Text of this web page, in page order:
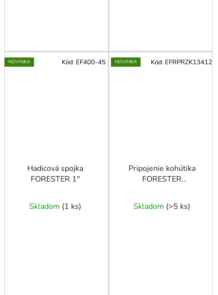
NOVINKA
Hadicová spojka
FORESTER 1"
Skladom (1 ks)
Kód: EF400-45 NOVINKA
Pripojenie kohútika
FORESTER
Skladom (>5 ks)
Kód: EFRPRZK13412